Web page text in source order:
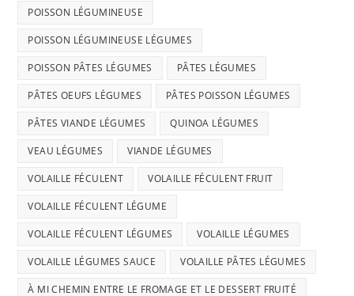
POISSON LÉGUMINEUSE
POISSON LÉGUMINEUSE LÉGUMES
POISSON PÂTES LÉGUMES PÂTES LÉGUMES
PÂTES OEUFS LÉGUMES PÂTES POISSON LÉGUMES
PÂTES VIANDE LÉGUMES QUINOA LÉGUMES
VEAU LÉGUMES VIANDE LÉGUMES
VOLAILLE FÉCULENT VOLAILLE FÉCULENT FRUIT
VOLAILLE FÉCULENT LÉGUME
VOLAILLE FÉCULENT LÉGUMES VOLAILLE LÉGUMES
VOLAILLE LÉGUMES SAUCE VOLAILLE PÂTES LÉGUMES
À MI CHEMIN ENTRE LE FROMAGE ET LE DESSERT FRUITÉ